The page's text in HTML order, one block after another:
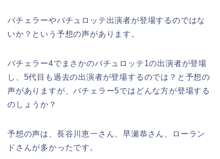
バチェラーやバチュロッテ出演者が登場するのではな
いか？という予想の声があります。
バチェラー4でまさかのバチュロッテ1の出演者が登場
し、5代目も過去の出演者が登場するのでは？と予想の
声がありますが、バチェラー5ではどんな方が登場する
のしょうか？
予想の声は、長谷川恵一さん、早瀬恭さん、ローラン
ドさんが多かったです。